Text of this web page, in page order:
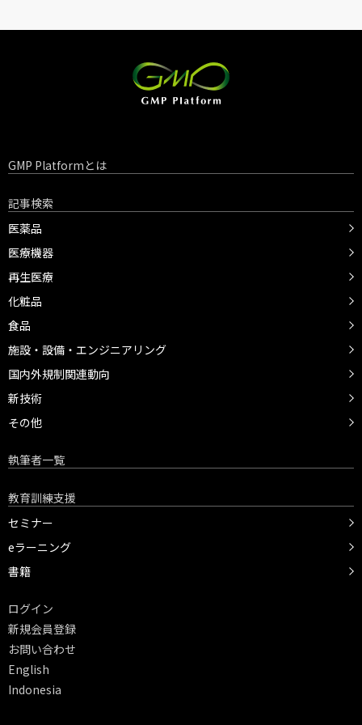
GMP Platformとは
記事検索
医薬品
医療機器
再生医療
化粧品
食品
施設・設備・エンジニアリング
国内外規制関連動向
新技術
その他
執筆者一覧
教育訓練支援
セミナー
eラーニング
書籍
ログイン
新規会員登録
お問い合わせ
English
Indonesia